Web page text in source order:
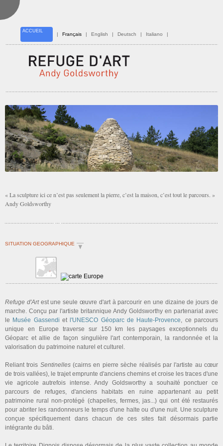
ACCUEIL
| Français | English | Deutsch | Italiano |
« La sculpture ici ce n’est pas seulement la pierre, c’est la maison, c’est tout le parcours. »
Andy Goldsworthy
SITUATION GEOGRAPHIQUE
Refuge d'Artest une seule œuvre d'art à parcourir en une dizaine de jours de
marche. Conçu par l'artiste britannique Andy Goldsworthy en partenariat avec
le Musée Gassendi et l'UNESCO Géoparc de Haute-Provence, ce parcours
unique en Europe traverse sur 150 km les paysages exceptionnels du
Géoparc et allie de façon singulière l'art contemporain, la randonnée et la
valorisation du patrimoine naturel et culturel.
Reliant trois Sentinelles(cairns en pierre sèche réalisés par l'artiste au cœur
de trois vallées), le trajet emprunte d'anciens chemins et croise les traces d'une
vie agricole autrefois intense. Andy Goldsworthy a souhaité ponctuer ce
parcours de refuges, d'anciens habitats en ruine appartenant au petit
patrimoine rural non-protégé (chapelles, fermes, jas...) qui ont été restaurés
pour abriter les randonneurs le temps d'une halte ou d'une nuit. Une sculpture
conçue spécifiquement dans chacun de ces sites fait désormais partie
intégrante du bâti.